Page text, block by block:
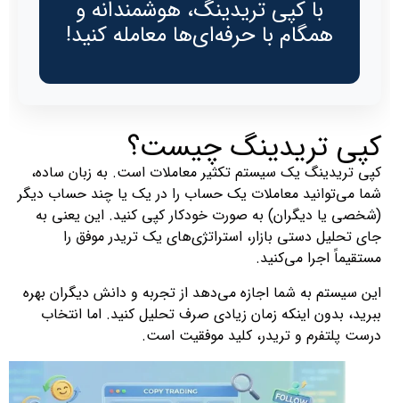
با کپی تریدینگ، هوشمندانه و
همگام با حرفه‌ای‌ها معامله کنید!
کپی تریدینگ چیست؟
کپی تریدینگ یک سیستم تکثیر معاملات است. به زبان ساده،
شما می‌توانید معاملات یک حساب را در یک یا چند حساب دیگر
(شخصی یا دیگران) به صورت خودکار کپی کنید. این یعنی به
جای تحلیل دستی بازار، استراتژی‌های یک تریدر موفق را
مستقیماً اجرا می‌کنید.
این سیستم به شما اجازه می‌دهد از تجربه و دانش دیگران بهره
ببرید، بدون اینکه زمان زیادی صرف تحلیل کنید. اما انتخاب
درست پلتفرم و تریدر، کلید موفقیت است.